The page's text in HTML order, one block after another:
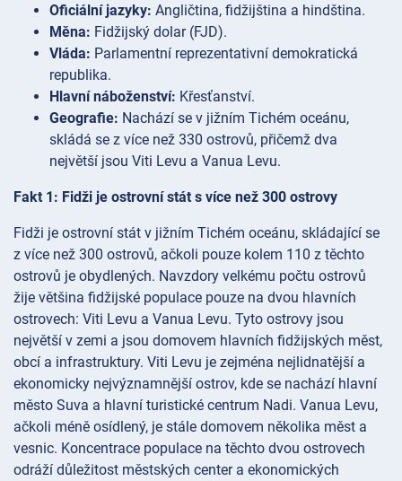
Oficiální jazyky: Angličtina, fidžijština a hindština.
Měna: Fidžijský dolar (FJD).
Vláda: Parlamentní reprezentativní demokratická
republika.
Hlavní náboženství: Křesťanství.
Geografie: Nachází se v jižním Tichém oceánu,
skládá se z více než 330 ostrovů, přičemž dva
největší jsou Viti Levu a Vanua Levu.
Fakt 1: Fidži je ostrovní stát s více než 300 ostrovy
Fidži je ostrovní stát v jižním Tichém oceánu, skládající se
z více než 300 ostrovů, ačkoli pouze kolem 110 z těchto
ostrovů je obydlených. Navzdory velkému počtu ostrovů
žije většina fidžijské populace pouze na dvou hlavních
ostrovech: Viti Levu a Vanua Levu. Tyto ostrovy jsou
největší v zemi a jsou domovem hlavních fidžijských měst,
obcí a infrastruktury. Viti Levu je zejména nejlidnatější a
ekonomicky nejvýznamnější ostrov, kde se nachází hlavní
město Suva a hlavní turistické centrum Nadi. Vanua Levu,
ačkoli méně osídlený, je stále domovem několika měst a
vesnic. Koncentrace populace na těchto dvou ostrovech
odráží důležitost městských center a ekonomických